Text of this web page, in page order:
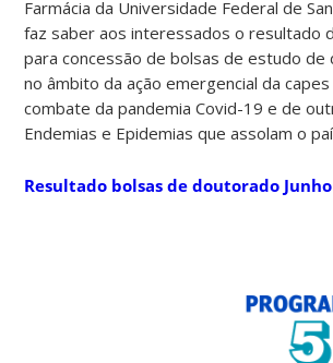
Farmácia da Universidade Federal de
faz saber aos interessados o resultado
para concessão de bolsas de estudo de
no âmbito da ação emergencial da capes
combate da pandemia Covid-19 e de
Endemias e Epidemias que assolam o
Resultado bolsas de doutorado